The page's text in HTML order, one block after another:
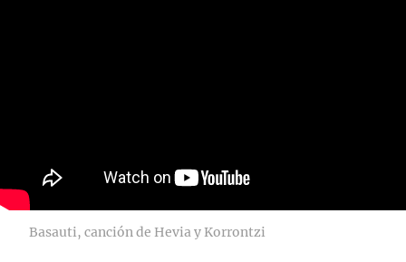
Basauti, canción de Hevia y Korrontzi